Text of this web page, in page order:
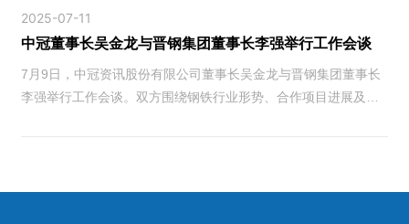
2025-07-11
中冠董事长吴金龙与晋钢集团董事长李强举行工作会谈
7月9日，中冠资讯股份有限公司董事长吴金龙与晋钢集团董事长
李强举行工作会谈。双方围绕钢铁行业形势、合作项目进展及未